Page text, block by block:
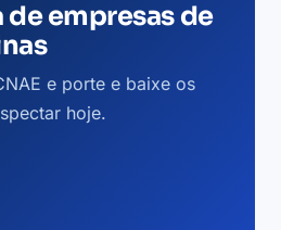
de empresas de
e porte e baixe os
hoje.